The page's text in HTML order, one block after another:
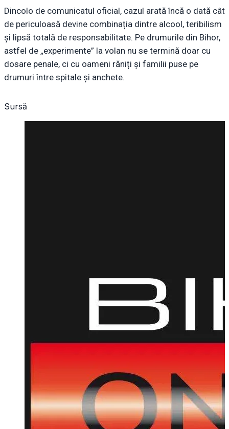
Dincolo de comunicatul oficial, cazul arată încă o dată cât
de periculoasă devine combinația dintre alcool, teribilism
și lipsă totală de responsabilitate. Pe drumurile din Bihor,
astfel de „experimente” la volan nu se termină doar cu
dosare penale, ci cu oameni răniți și familii puse pe
drumuri între spitale și anchete.
Sursă